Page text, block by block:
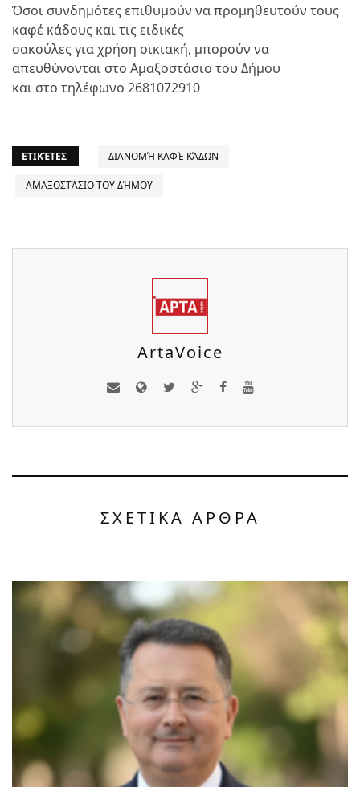
Όσοι συνδημότες επιθυμούν να προμηθευτούν τους
καφέ κάδους και τις ειδικές
σακούλες για χρήση οικιακή, μπορούν να
απευθύνονται στο Αμαξοστάσιο του Δήμου
και στο τηλέφωνο 2681072910
ΕΤΙΚΈΤΕΣ ΔΙΑΝΟΜΉ ΚΑΦΈ ΚΆΔΩΝ
ΑΜΑΞΟΣΤΆΣΙΟ ΤΟΥ ΔΉΜΟΥ
ArtaVoice
ΣΧΕΤΙΚΑ ΑΡΘΡΑ